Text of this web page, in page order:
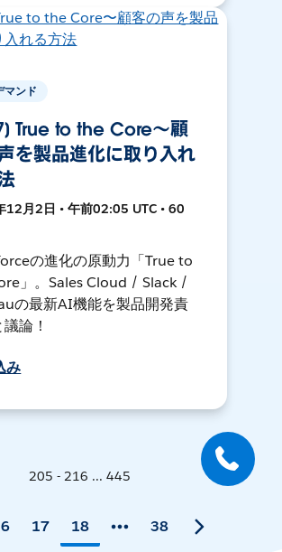
マンド
True to the Core〜顧
を製品進化に取り入れ
12月2日 • 午前02:05 UTC • 60
の進化の原動力「True to
」。Sales Cloud / Slack /
の最新AI機能を製品開発責
論！
み
205 - 216 ... 445
17 18 38